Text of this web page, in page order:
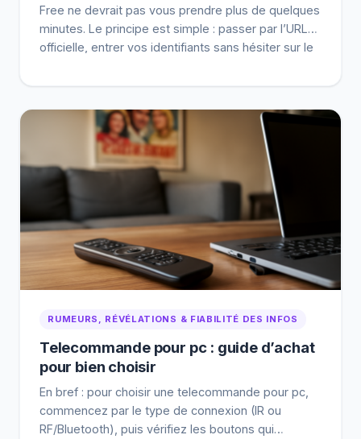
Free ne devrait pas vous prendre plus de quelques
minutes. Le principe est simple : passer par l’URL
officielle, entrer vos identifiants sans hésiter sur le
(cookies, cache, extensions). Une fois tout ça
recherche et […]
RUMEURS, RÉVÉLATIONS & FIABILITÉ DES INFOS
Telecommande pour pc : guide d’achat
pour bien choisir
En bref : pour choisir une telecommande pour pc,
commencez par le type de connexion (IR ou
RF/Bluetooth), puis vérifiez les boutons qui